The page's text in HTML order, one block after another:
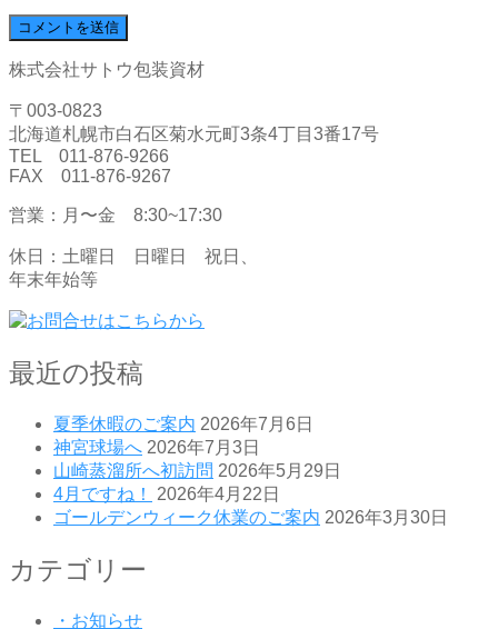
株式会社サトウ包装資材
〒003-0823
北海道札幌市白石区菊水元町3条4丁目3番17号
TEL 011-876-9266
FAX 011-876-9267
営業：月〜金 8:30~17:30
休日：土曜日 日曜日 祝日、
年末年始等
最近の投稿
夏季休暇のご案内 2026年7月6日
神宮球場へ 2026年7月3日
山崎蒸溜所へ初訪問 2026年5月29日
4月ですね！
2026年4月22日
ゴールデンウィーク休業のご案内 2026年3月30日
カテゴリー
・お知らせ